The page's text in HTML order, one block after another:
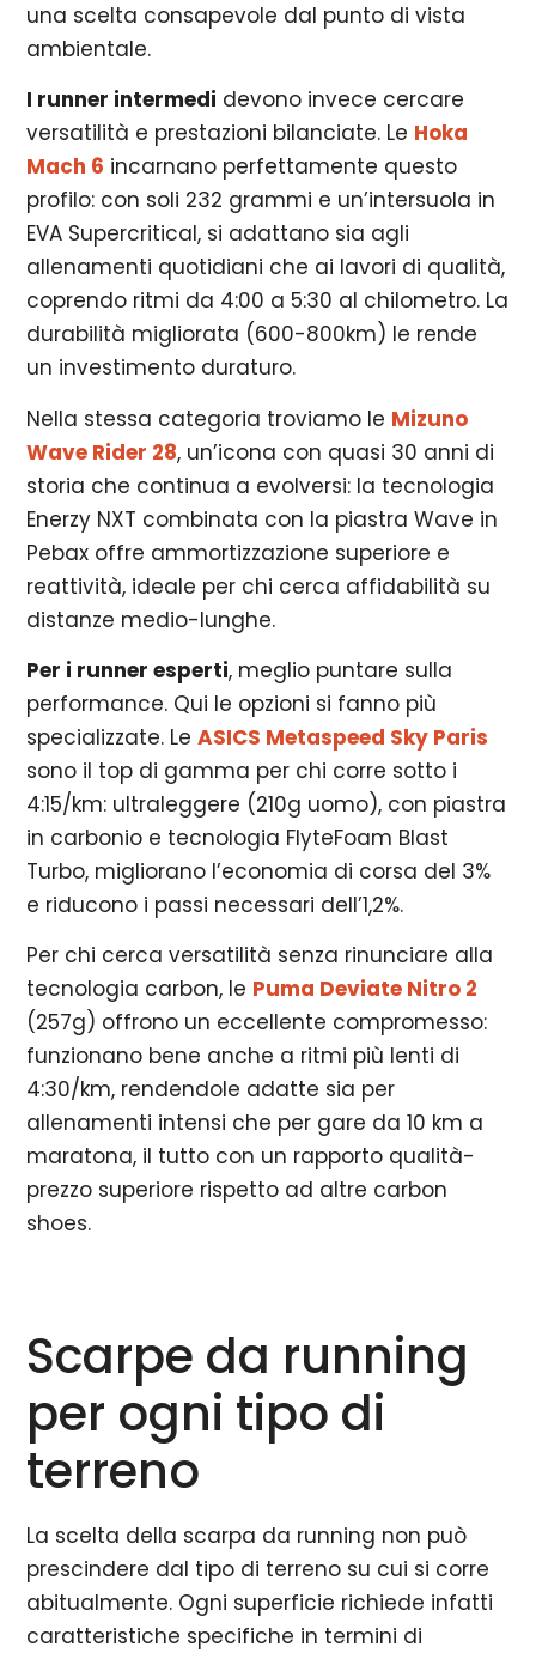
una scelta consapevole dal punto di vista
ambientale.
I runner intermedi devono invece cercare
versatilità e prestazioni bilanciate. Le Hoka
Mach 6 incarnano perfettamente questo
profilo: con soli 232 grammi e un’intersuola in
EVA Supercritical, si adattano sia agli
allenamenti quotidiani che ai lavori di qualità,
coprendo ritmi da 4:00 a 5:30 al chilometro. La
durabilità migliorata (600-800km) le rende
un investimento duraturo.
Nella stessa categoria troviamo le Mizuno
Wave Rider 28, un’icona con quasi 30 anni di
storia che continua a evolversi: la tecnologia
Enerzy NXT combinata con la piastra Wave in
Pebax offre ammortizzazione superiore e
reattività, ideale per chi cerca affidabilità su
distanze medio-lunghe.
Per i runner esperti, meglio puntare sulla
performance. Qui le opzioni si fanno più
specializzate. LeASICS Metaspeed Sky Paris
sono il top di gamma per chi corre sotto i
4:15/km: ultraleggere (210g uomo), con piastra
in carbonio e tecnologia FlyteFoam Blast
Turbo, migliorano l’economia di corsa del 3%
e riducono i passi necessari dell’1,2%.
Per chi cerca versatilità senza rinunciare alla
tecnologia carbon, le Puma Deviate Nitro 2
(257g) offrono un eccellente compromesso:
funzionano bene anche a ritmi più lenti di
4:30/km, rendendole adatte sia per
allenamenti intensi che per gare da 10 km a
maratona, il tutto con un rapporto qualità-
prezzo superiore rispetto ad altre carbon
shoes.
Scarpe da running
per ogni tipo di
terreno
La scelta della scarpa da running non può
prescindere dal tipo di terreno su cui si corre
abitualmente. Ogni superficie richiede infatti
caratteristiche specifiche in termini di